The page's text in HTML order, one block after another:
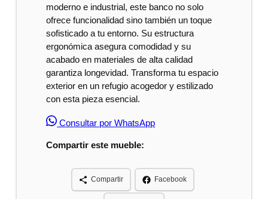
moderno e industrial, este banco no solo
ofrece funcionalidad sino también un toque
sofisticado a tu entorno. Su estructura
ergonómica asegura comodidad y su
acabado en materiales de alta calidad
garantiza longevidad. Transforma tu espacio
exterior en un refugio acogedor y estilizado
con esta pieza esencial.
Consultar por WhatsApp
Compartir este mueble:
Compartir Facebook